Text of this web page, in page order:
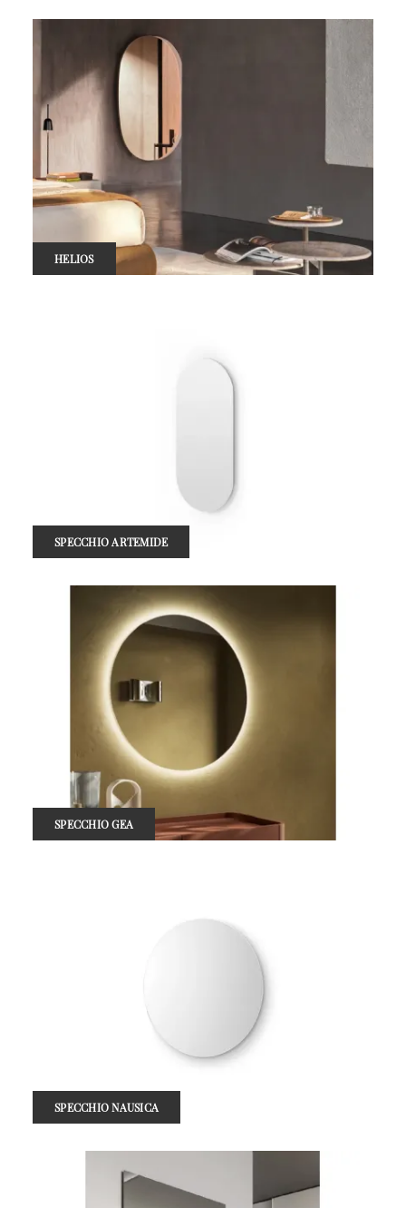
HELIOS
SPECCHIO ARTEMIDE
SPECCHIO GEA
SPECCHIO NAUSICA